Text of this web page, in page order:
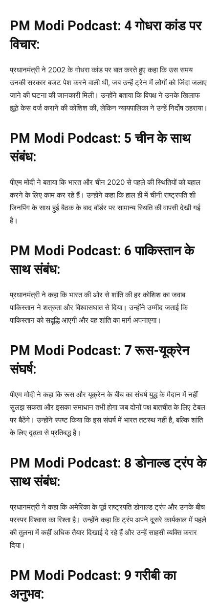
PM Modi Podcast: 4 गोधरा कांड पर
विचार:
प्रधानमंत्री ने 2002 के गोधरा कांड पर बात करते हुए कहा कि उस समय
उनकी सरकार बजट पेश करने वाली थी, जब उन्हें ट्रेन में लोगों को जिंदा जलाए
जाने की घटना की जानकारी मिली। उन्होंने बताया कि विपक्ष ने उनके खिलाफ
झूठे केस दर्ज कराने की कोशिश की, लेकिन न्यायपालिका ने उन्हें निर्दोष ठहराया।
PM Modi Podcast: 5 चीन के साथ
संबंध:
पीएम मोदी ने बताया कि भारत और चीन 2020 से पहले की स्थितियों को बहाल
करने के लिए काम कर रहे हैं। उन्होंने कहा कि हाल ही में चीनी राष्ट्रपति शी
जिनपिंग के साथ हुई बैठक के बाद बॉर्डर पर सामान्य स्थिति की वापसी देखी गई
है।
PM Modi Podcast: 6 पाकिस्तान के
साथ संबंध:
प्रधानमंत्री ने कहा कि भारत की ओर से शांति की हर कोशिश का जवाब
पाकिस्तान ने शत्रुता और विश्वासघात से दिया। उन्होंने उम्मीद जताई कि
पाकिस्तान को सद्बुद्धि आएगी और वह शांति का मार्ग अपनाएगा।
PM Modi Podcast: 7 रूस-यूक्रेन
संघर्ष:
पीएम मोदी ने कहा कि रूस और यूक्रेन के बीच का संघर्ष युद्ध के मैदान में नहीं
सुलझ सकता और इसका समाधान तभी होगा जब दोनों पक्ष बातचीत के लिए टेबल
पर बैठेंगे। उन्होंने स्पष्ट किया कि इस संघर्ष में भारत तटस्थ नहीं है, बल्कि शांति
के लिए दृढ़ता से प्रतिबद्ध है।
PM Modi Podcast: 8 डोनाल्ड ट्रंप के
साथ संबंध:
प्रधानमंत्री ने कहा कि अमेरिका के पूर्व राष्ट्रपति डोनाल्ड ट्रंप और उनके बीच
परस्पर विश्वास का रिश्ता है। उन्होंने कहा कि ट्रंप अपने दूसरे कार्यकाल में पहले
की तुलना में कहीं अधिक तैयार दिखाई दे रहे हैं और उन्हें साहसी व्यक्ति करार
दिया।
PM Modi Podcast: 9 गरीबी का
अनुभव: